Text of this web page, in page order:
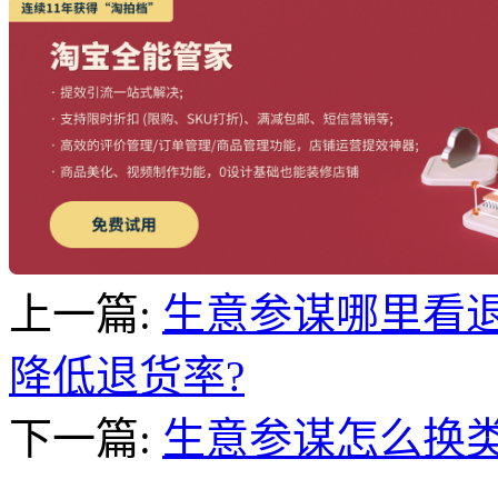
上一篇: 生意参谋哪里看
降低退货率?
下一篇: 生意参谋怎么换